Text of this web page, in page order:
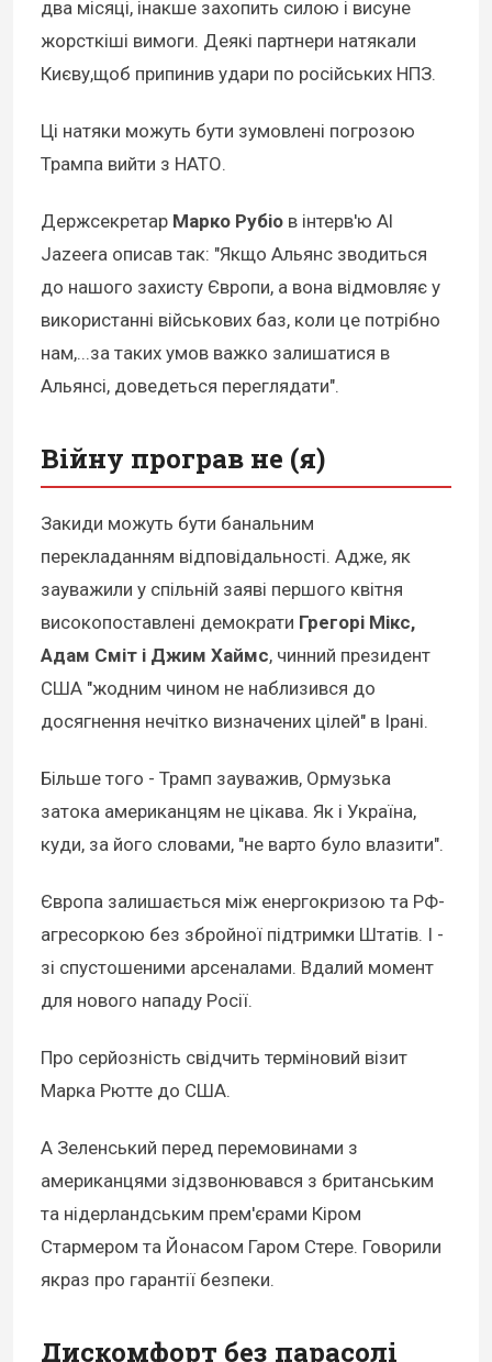
два місяці, інакше захопить силою і висуне
жорсткіші вимоги. Деякі партнери натякали
Києву,щоб припинив удари по російських НПЗ.
Ці натяки можуть бути зумовлені погрозою
Трампа вийти з НАТО.
Держсекретар Марко Рубіо в інтерв'ю Al
Jazeera описав так: "Якщо Альянс зводиться
до нашого захисту Європи, а вона відмовляє у
використанні військових баз, коли це потрібно
нам,...за таких умов важко залишатися в
Альянсі, доведеться переглядати".
Війну програв не (я)
Закиди можуть бути банальним
перекладанням відповідальності. Адже, як
зауважили у спільній заяві першого квітня
високопоставлені демократи Грегорі Мікс,
Адам Сміт і Джим Хаймс, чинний президент
США "жодним чином не наблизився до
досягнення нечітко визначених цілей" в Ірані.
Більше того - Трамп зауважив, Ормузька
затока американцям не цікава. Як і Україна,
куди, за його словами, "не варто було влазити".
Європа залишається між енергокризою та РФ-
агресоркою без збройної підтримки Штатів. І -
зі спустошеними арсеналами. Вдалий момент
для нового нападу Росії.
Про серйозність свідчить терміновий візит
Марка Рютте до США.
А Зеленський перед перемовинами з
американцями зідзвонювався з британським
та нідерландським прем'єрами Кіром
Стармером та Йонасом Гаром Стере. Говорили
якраз про гарантії безпеки.
Дискомфорт без парасолі